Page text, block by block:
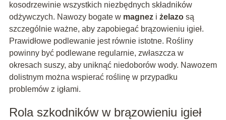
kosodrzewinie wszystkich niezbędnych składników
odżywczych. Nawozy bogate w magnezi żelazosą
szczególnie ważne, aby zapobiegać brązowieniu igieł.
Prawidłowe podlewanie jest równie istotne. Rośliny
powinny być podlewane regularnie, zwłaszcza w
okresach suszy, aby uniknąć niedoborów wody. Nawozem
dolistnym można wspierać roślinę w przypadku
problemów z igłami.
Rola szkodników w brązowieniu igieł